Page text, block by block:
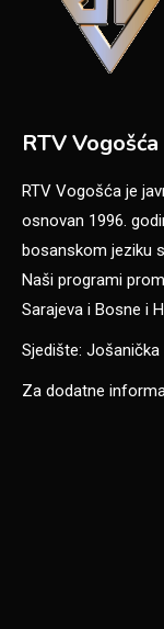
RTV Vogošća
RTV Vogošća je
osnovan 1996.
bosanskom jeziku
Naši programi
Sarajeva i Bosne i
Sjedište:
Za dodatne